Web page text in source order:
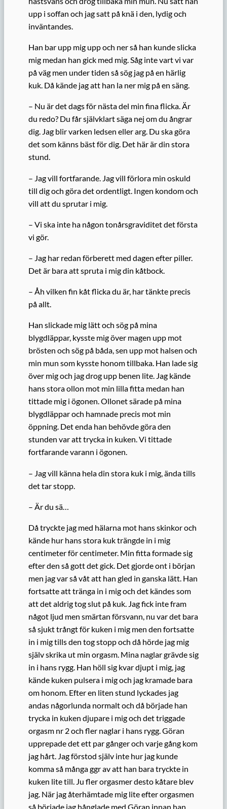
upp i soffan och jag satt på knä i den, lydig och
inväntandes.
Han bar upp mig upp och ner så han kunde slicka
mig medan han gick med mig. Såg inte vart vi var
på väg men under tiden så sög jag på en härlig
kuk. Då kände jag att han la ner mig på en säng.
– Nu är det dags för nästa del min fina flicka. Är
du redo? Du får självklart säga nej om du ångrar
dig. Jag blir varken ledsen eller arg. Du ska göra
det som känns bäst för dig. Det här är din stora
stund.
– Jag vill fortfarande. Jag vill förlora min oskuld
till dig och göra det ordentligt. Ingen kondom och
vill att du sprutar i mig.
– Vi ska inte ha någon tonårsgraviditet det första
vi gör.
– Jag har redan förberett med dagen efter piller.
Det är bara att spruta i mig din kåtbock.
– Åh vilken fin kåt flicka du är, har tänkte precis
på allt.
Han slickade mig lätt och sög på mina
blygdläppar, kysste mig över magen upp mot
brösten och sög på båda, sen upp mot halsen och
min mun som kysste honom tillbaka. Han lade sig
över mig och jag drog upp benen lite. Jag kände
hans stora ollon mot min lilla fitta medan han
tittade mig i ögonen. Ollonet särade på mina
blygdläppar och hamnade precis mot min
öppning. Det enda han behövde göra den
stunden var att trycka in kuken. Vi tittade
fortfarande varann i ögonen.
– Jag vill känna hela din stora kuk i mig, ända tills
det tar stopp.
– Är du sä…
Då tryckte jag med hälarna mot hans skinkor och
kände hur hans stora kuk trängde in i mig
centimeter för centimeter. Min fitta formade sig
efter den så gott det gick. Det gjorde ont i början
men jag var så våt att han gled in ganska lätt. Han
fortsatte att tränga in i mig och det kändes som
att det aldrig tog slut på kuk. Jag fick inte fram
något ljud men smärtan försvann, nu var det bara
så sjukt trångt för kuken i mig men den fortsatte
in i mig tills den tog stopp och då hörde jag mig
själv skrika ut min orgasm. Mina naglar grävde sig
in i hans rygg. Han höll sig kvar djupt i mig, jag
kände kuken pulsera i mig och jag kramade bara
om honom. Efter en liten stund lyckades jag
andas någorlunda normalt och då började han
trycka in kuken djupare i mig och det triggade
orgasm nr 2 och fler naglar i hans rygg. Göran
upprepade det ett par gånger och varje gång kom
jag hårt. Jag förstod själv inte hur jag kunde
komma så många ggr av att han bara tryckte in
kuken lite till. Ju fler orgasmer desto kåtare blev
jag. När jag återhämtade mig lite efter orgasmen
så började jag hånglade med Göran innan han